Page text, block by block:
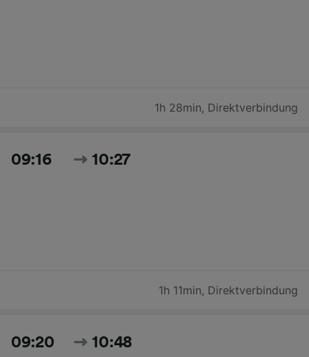
1h 28min, Direktverbindung
09:16 10:27
1h 11min, Direktverbindung
09:20 10:48